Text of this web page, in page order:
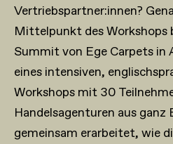
Vertriebspartner:innen?
Mittelpunkt des Workshops
Summit von Ege Carpets in
eines intensiven,
Workshops mit 30
Handelsagenturen aus ganz
gemeinsam erarbeitet, wie